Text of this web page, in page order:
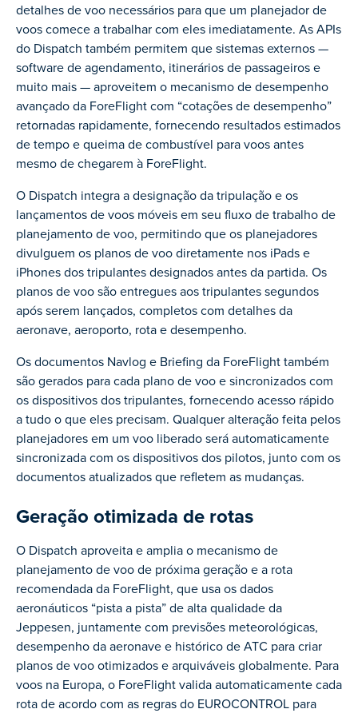
detalhes de voo necessários para que um planejador de
voos comece a trabalhar com eles imediatamente. As APIs
do Dispatch também permitem que sistemas externos —
software de agendamento, itinerários de passageiros e
muito mais — aproveitem o mecanismo de desempenho
avançado da ForeFlight com “cotações de desempenho”
retornadas rapidamente, fornecendo resultados estimados
de tempo e queima de combustível para voos antes
mesmo de chegarem à ForeFlight.
O Dispatch integra a designação da tripulação e os
lançamentos de voos móveis em seu fluxo de trabalho de
planejamento de voo, permitindo que os planejadores
divulguem os planos de voo diretamente nos iPads e
iPhones dos tripulantes designados antes da partida. Os
planos de voo são entregues aos tripulantes segundos
após serem lançados, completos com detalhes da
aeronave, aeroporto, rota e desempenho.
Os documentos Navlog e Briefing da ForeFlight também
são gerados para cada plano de voo e sincronizados com
os dispositivos dos tripulantes, fornecendo acesso rápido
a tudo o que eles precisam. Qualquer alteração feita pelos
planejadores em um voo liberado será automaticamente
sincronizada com os dispositivos dos pilotos, junto com os
documentos atualizados que refletem as mudanças.
Geração otimizada de rotas
O Dispatch aproveita e amplia o mecanismo de
planejamento de voo de próxima geração e a rota
recomendada da ForeFlight, que usa os dados
aeronáuticos “pista a pista” de alta qualidade da
Jeppesen, juntamente com previsões meteorológicas,
desempenho da aeronave e histórico de ATC para criar
planos de voo otimizados e arquiváveis globalmente. Para
voos na Europa, o ForeFlight valida automaticamente cada
rota de acordo com as regras do EUROCONTROL para